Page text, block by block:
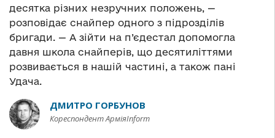
десятка різних незручних положень, —
розповідає снайпер одного з підрозділів
бригади. — А зійти на п’єдестал допомогла
давня школа снайперів, що десятиліттями
розвивається в нашій частині, а також пані
Удача.
ДМИТРО ГОРБУНОВ
Кореспондент АрміяInform